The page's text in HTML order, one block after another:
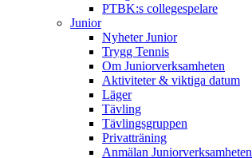
PTBK:s collegespelare
Junior
Nyheter Junior
Trygg Tennis
Om Juniorverksamheten
Aktiviteter & viktiga datum
Läger
Tävling
Tävlingsgruppen
Privatträning
Anmälan Juniorverksamheten